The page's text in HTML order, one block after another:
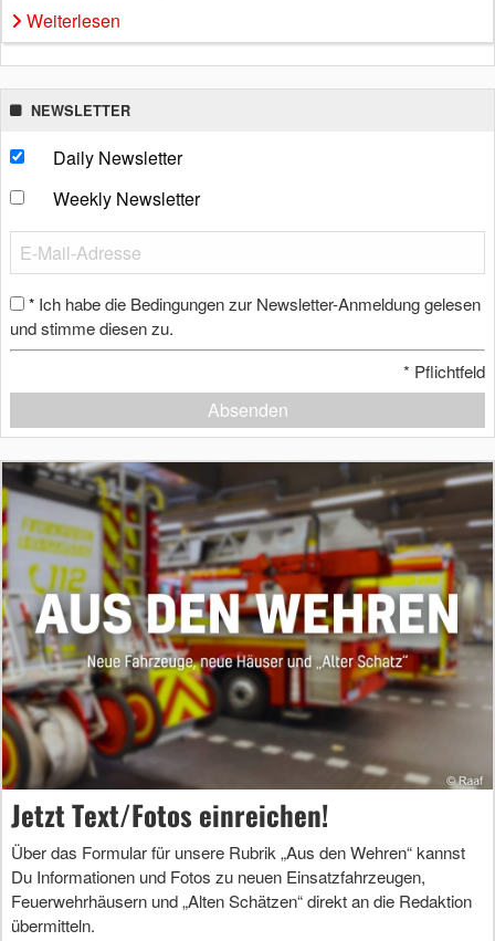
Weiterlesen
NEWSLETTER
Daily Newsletter
Weekly Newsletter
* Ich habe die Bedingungen zur Newsletter-Anmeldung gelesen
und stimme diesen zu.
* Pflichtfeld
Absenden
Jetzt Text/Fotos einreichen!
Über das Formular für unsere Rubrik „Aus den Wehren“ kannst
Du Informationen und Fotos zu neuen Einsatzfahrzeugen,
Feuerwehrhäusern und „Alten Schätzen“ direkt an die Redaktion
übermitteln.